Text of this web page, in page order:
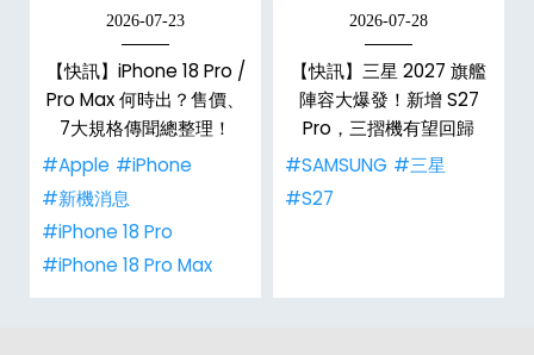
2026-07-23
【快訊】iPhone 18 Pro /
Pro Max 何時出？售價、
7大規格傳聞總整理！
#Apple #iPhone
#新機消息
#iPhone 18 Pro
#iPhone 18 Pro Max
2026-07-28
【快訊】三星 2027 旗艦
陣容大爆發！新增 S27
Pro，三摺機有望回歸
#SAMSUNG #三星
#S27